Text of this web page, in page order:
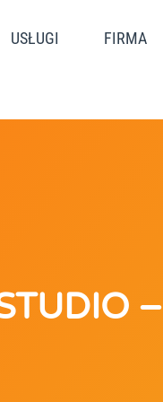
USŁUGI FIRMA
–